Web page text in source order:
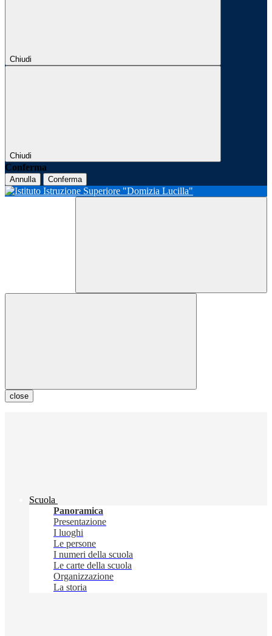
Chiudi
Chiudi
Conferma
Annulla Conferma
close
Scuola
Panoramica
Presentazione
I luoghi
Le persone
I numeri della scuola
Le carte della scuola
Organizzazione
La storia